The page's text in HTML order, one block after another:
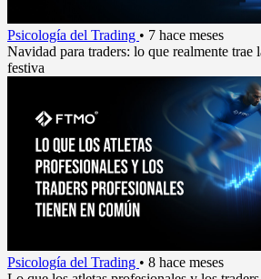
Psicología del Trading • 7 hace meses
Navidad para traders: lo que realmente trae
festiva
Psicología del Trading • 8 hace meses